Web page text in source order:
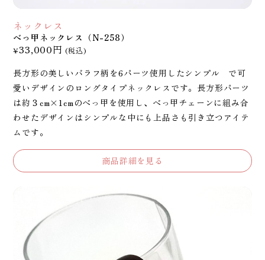
ネックレス
べっ甲ネックレス（N-258）
¥33,000円 (税込)
長方形の美しいバラフ柄を6パーツ使用したシンプル で可
愛いデザインのロングタイプネックレスです。長方形パーツ
は約３cm×1cmのべっ甲を使用し、べっ甲チェーンに組み合
わせたデザインはシンプルな中にも上品さも引き立つアイテ
ムです。
商品詳細を見る